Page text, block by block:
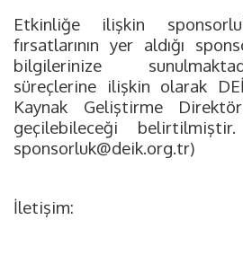
Etkinliğe ilişkin
fırsatlarının yer aldığı
bilgilerinize
süreçlerine ilişkin olarak
Kaynak Geliştirme
geçilebileceği
sponsorluk@deik.org.tr)
İletişim: